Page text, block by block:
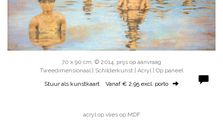
70 x 90 cm, © 2014, prijs op aanvraag
Tweedimensionaal | Schilderkunst | Acryl | Op paneel
Stuur als kunstkaart Vanaf € 2,95 excl. porto
acryl op vlies op MDF